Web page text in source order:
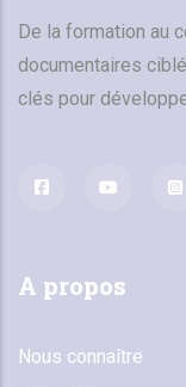
De la formation au
documentaires
clés pour
A propos
Nous connaître